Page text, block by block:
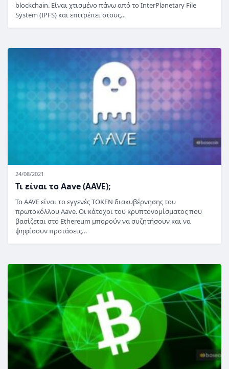
blockchain. Είναι χτισμένο πάνω από το InterPlanetary File
System (IPFS) και επιτρέπει στους…
24/08/2021
Τι είναι το Aave (AAVE);
Το AAVE είναι το εγγενές TOKEN διακυβέρνησης του
πρωτοκόλλου Aave. Οι κάτοχοι του κρυπτονομίσματος που
βασίζεται στο Ethereum μπορούν να συζητήσουν και να
ψηφίσουν προτάσεις…